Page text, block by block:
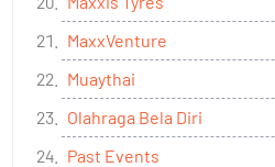
MaxxVenture
Muaythai
Olahraga Bela Diri
Past Events